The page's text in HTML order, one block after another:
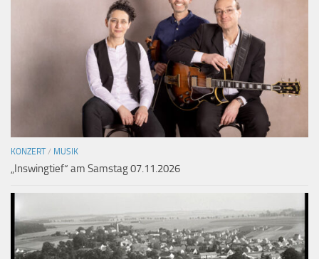
KONZERT/ MUSIK
„Inswingtief“ am Samstag 07.11.2026